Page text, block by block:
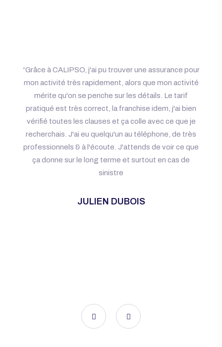
“Grâce à CALIPSO, j'ai pu trouver une assurance pour
mon activité très rapidement, alors que mon activité
mérite qu'on se penche sur les détails. Le tarif
pratiqué est très correct, la franchise idem, j'ai bien
vérifié toutes les clauses et ça colle avec ce que je
recherchais. J'ai eu quelqu'un au téléphone, de très
professionnels & à l'écoute. J'attends de voir ce que
ça donne sur le long terme et surtout en cas de
sinistre
JULIEN DUBOIS